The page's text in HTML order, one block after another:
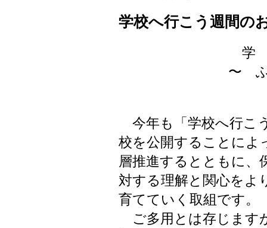
学校へ行こう週間の
学 校 へ
〜 ふだんの
今年も「学校へ行こ
校を公開することによ
層推進するとともに、
対する理解と関心をよ
育てていく取組です。
ご多用とは存じます